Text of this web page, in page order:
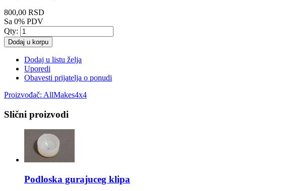
800,00 RSD
Sa 0% PDV
Qty:
Dodaj u korpu
Dodaj u listu želja
Uporedi
Obavesti prijatelja o ponudi
Proizvođač: AllMakes4x4
Slični proizvodi
Podloska gurajuceg klipa